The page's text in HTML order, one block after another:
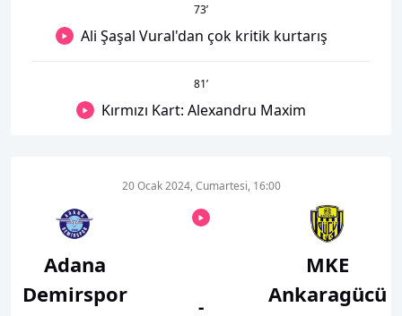
73’
Ali Şaşal Vural'dan çok kritik kurtarış
81’
Kırmızı Kart: Alexandru Maxim
Adana
Demirspor
20 Ocak 2024, Cumartesi, 16:00
-
MKE
Ankaragücü